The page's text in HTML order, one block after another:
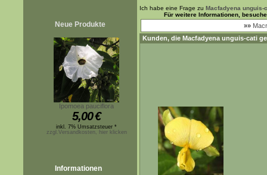
Neue Produkte
Ipomoea pauciflora
5,00€
inkl. 7% Umsatzsteuer *
zzgl.Versandkosten, hier klicken
Informationen
Ich habe eine Frage zu Macfadyena unguis-
Für weitere Informationen,
»»
Kunden, die Macfadyena unguis-cati